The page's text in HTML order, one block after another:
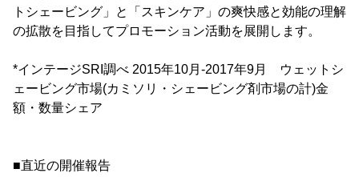
トシェービング」と「スキンケア」の爽快感と効能の理解
の拡散を目指してプロモーション活動を展開します。
*インテージSRI調べ 2015年10月-2017年9月 ウェットシ
ェービング市場(カミソリ・シェービング剤市場の計)金
額・数量シェア
■直近の開催報告